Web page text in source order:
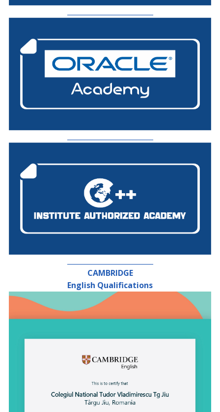
CAMBRIDGE
English Qualifications